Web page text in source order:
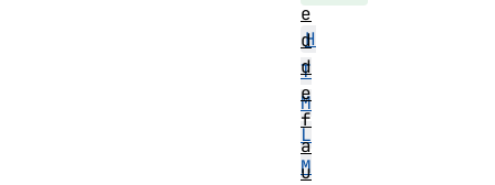
H
T
M
L
M
e
d
d
e
f
a
u